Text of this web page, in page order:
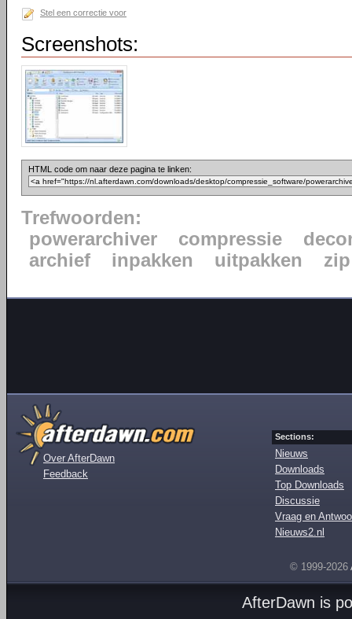
Stel een correctie voor
Screenshots:
HTML code om naar deze pagina te linken:
Trefwoorden:
powerarchiver
compressie
archief
inpakken uitpakken zip
Over AfterDawn
Feedback
Sections:
Nieuws
Downloads
Top Downloads
Discussie
Vraag en
Nieuws2.nl
© 1999-2026
AfterDawn is